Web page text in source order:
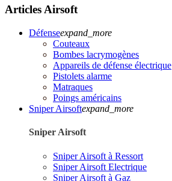
Articles Airsoft
Défenseexpand_more
Couteaux
Bombes lacrymogènes
Appareils de défense électrique
Pistolets alarme
Matraques
Poings américains
Sniper Airsoftexpand_more
Sniper Airsoft
Sniper Airsoft à Ressort
Sniper Airsoft Electrique
Sniper Airsoft à Gaz